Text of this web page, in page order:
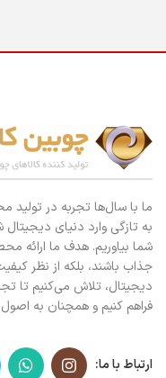
ما با سال‌ها تجربه در
به تازگی وارد دنیای
شما بیاوریم. هدف ما ارائه
جذاب باشند، بلکه از نظر
دیجیتال، تلاش می‌کنیم تا
فراهم کنیم و همچنان به
ارتباط با ما: